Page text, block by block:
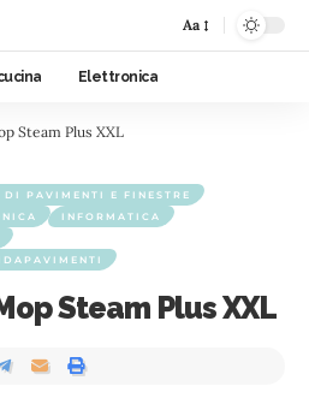
Aa
Elettronica
Steam Plus XXL
PAVIMENTI E FINESTRE
INFORMATICA
Steam Plus XXL